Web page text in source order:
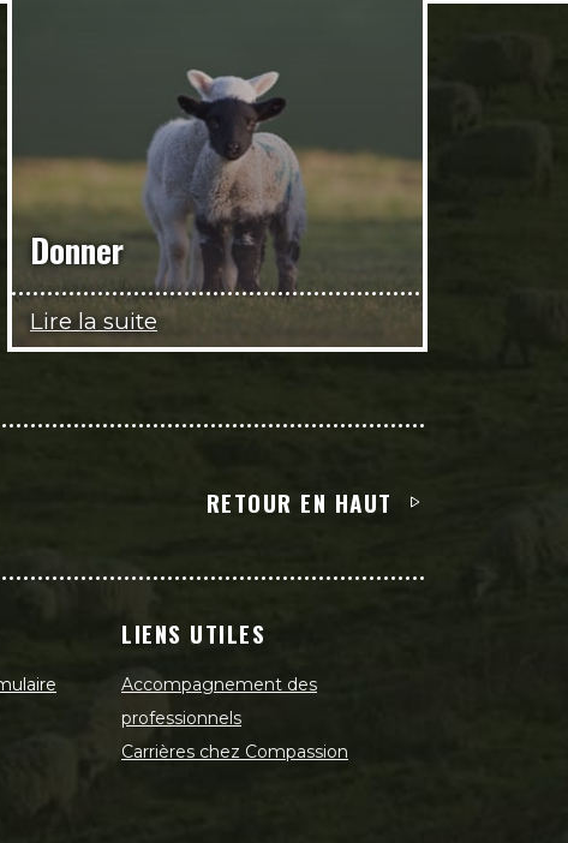
Donner
Lire la suite
RETOUR EN HAUT
LIENS UTILES
Accompagnement des
professionnels
Carrières chez Compassion